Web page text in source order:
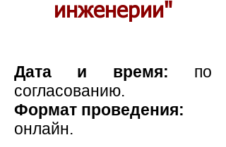
инженерии"
Дата и время: по
согласованию.
Формат проведения:
онлайн.